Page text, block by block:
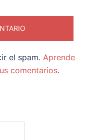
el spam. Aprende
comentarios.